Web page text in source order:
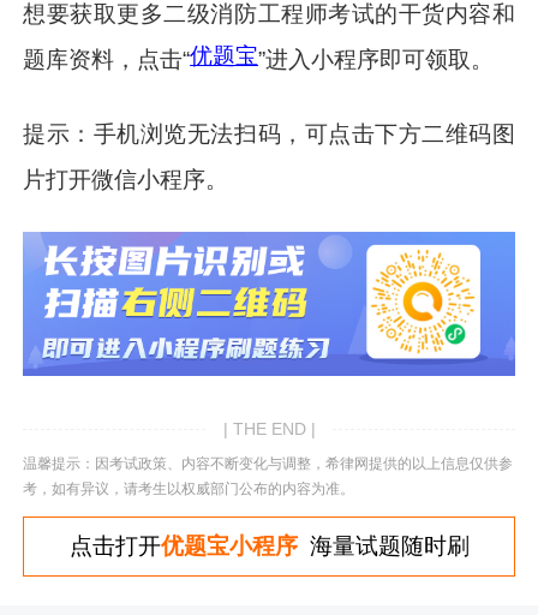
想要获取更多二级消防工程师考试的干货内容和
题库资料，点击“优题宝”进入小程序即可领取。
提示：手机浏览无法扫码，可点击下方二维码图
片打开微信小程序。
| THE END |
温馨提示：因考试政策、内容不断变化与调整，希律网提供的以上信息仅供参
考，如有异议，请考生以权威部门公布的内容为准。
点击打开优题宝小程序海量试题随时刷